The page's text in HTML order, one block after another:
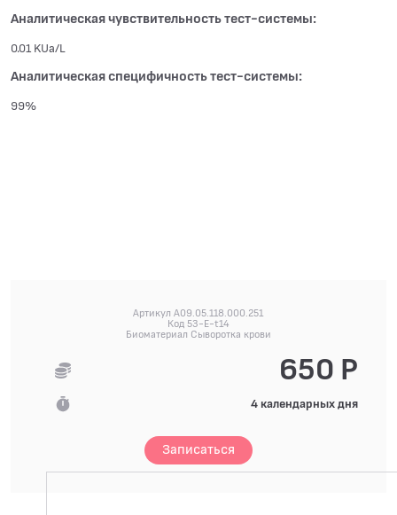
Аналитическая чувствительность тест-системы:
0.01 KUa/L
Аналитическая специфичность тест-системы:
99%
Артикул A09.05.118.000.251
Код 53-E-t14
Биоматериал Сыворотка крови
650 Р
4 календарных дня
Записаться